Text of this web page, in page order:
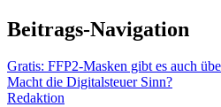
Beitrags-Navigation
Gratis: FFP2-Masken gibt es auch
Macht die Digitalsteuer Sinn?
Redaktion